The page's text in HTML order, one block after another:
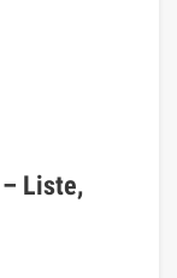
Liste,